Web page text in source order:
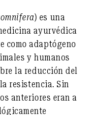
) es una
ayurvédica
como adaptógeno
y humanos
la reducción del
resistencia. Sin
anteriores eran a